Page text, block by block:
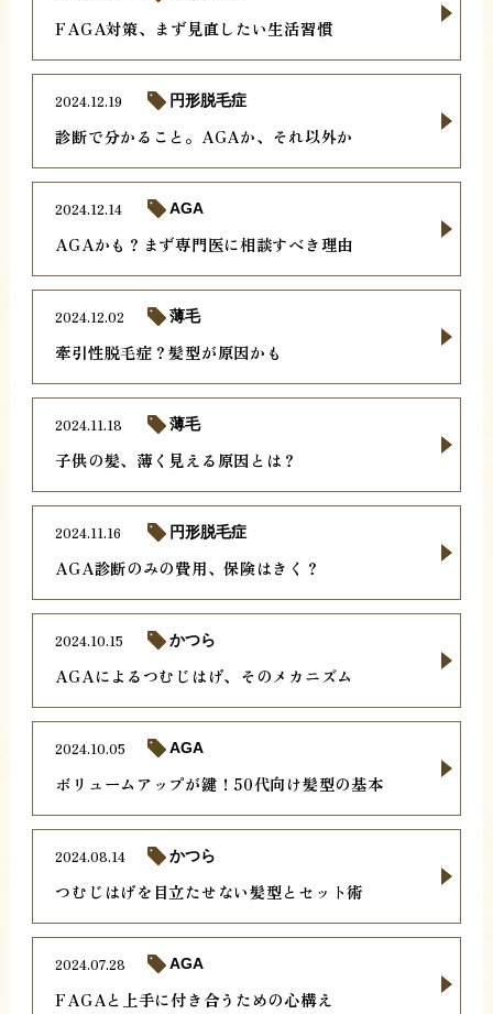
FAGA対策、まず見直したい生活習慣
診断で分かること。AGAか、それ以外か
2024.12.19 円形脱毛症
AGAかも？まず専門医に相談すべき理由
2024.12.14 AGA
牽引性脱毛症？髪型が原因かも
2024.12.02 薄毛
子供の髪、薄く見える原因とは？
2024.11.18 薄毛
AGA診断のみの費用、保険はきく？
2024.11.16 円形脱毛症
AGAによるつむじはげ、そのメカニズム
2024.10.15 かつら
ボリュームアップが鍵！50代向け髪型の基本
2024.10.05 AGA
つむじはげを目立たせない髪型とセット術
2024.08.14 かつら
FAGAと上手に付き合うための心構え
2024.07.28 AGA